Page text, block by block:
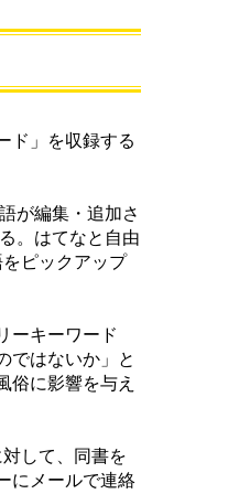
ド」を収録する
が編集・追加さ
。はてなと自由
ピックアップ
ーキーワード
ではないか」と
俗に影響を与え
して、同書を
にメールで連絡